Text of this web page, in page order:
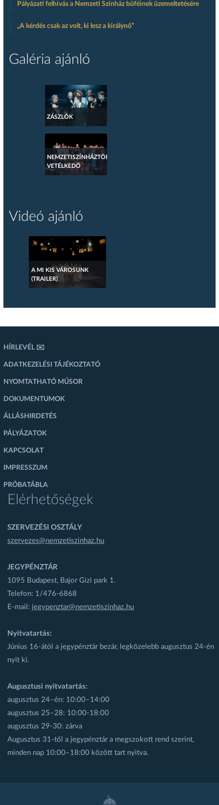
Pályázati felhívás a Nemzeti Színház büféinek üzemeltetésére
„A kérdés csak az volt, ki lesz a királynő”
Galéria ajánló
ZÁSZLÓK
NEMZETISZÍNHÁZTÖRTÉNETI
VETÉLKEDŐ
Videó ajánló
A MI KIS VÁROSUNK
(TRAILER)
HÍRLEVÉL ✉️
ADATKEZELÉSI TÁJÉKOZTATÓ
NYOMTATHATÓ MŰSOR
DOKUMENTUMOK
ÁLLÁSHIRDETÉS
PÁLYÁZATOK
KAPCSOLAT
IMPRESSZUM
PRÓBATÁBLA
Elérhetőségek
SZERVEZÉSI OSZTÁLY
szervezes@nemzetiszinhaz.hu
JEGYPÉNZTÁR
1095 Budapest, Bajor Gizi park 1.
Telefon: 1/476-6868
E-mail: jegypenztar@nemzetiszinhaz.hu
Nyitvatartás:
Június 16-ától a jegypénztár bezár, legközelebb augusztus 24-én
nyit ki.
Augusztusi nyitvatartás:
augusztus 24–én: 10:00–14:00
augusztus 25–28: 10:00-18:00
augusztus 29-30: zárva
Augusztus 31-től a jegypénztár a megszokott rend szerint,
minden nap 10:00–18:00 között tart nyitva.